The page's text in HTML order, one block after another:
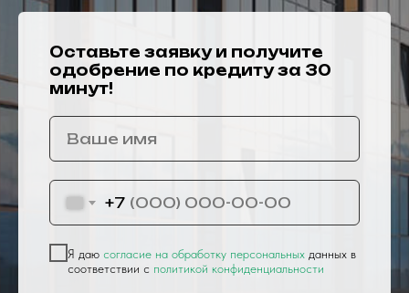
Оставьте заявку и получите
одобрение по кредиту за 30
минут!
+7
Я даю согласие на обработку персональных данных в
соответствии с политикой конфиденциальности